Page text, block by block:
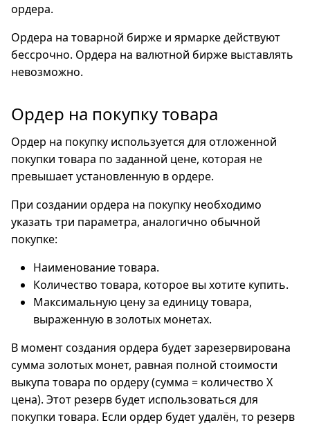
ордера.
Ордера на товарной бирже и ярмарке действуют
бессрочно. Ордера на валютной бирже выставлять
невозможно.
Ордер на покупку товара
Ордер на покупку используется для отложенной
покупки товара по заданной цене, которая не
превышает установленную в ордере.
При создании ордера на покупку необходимо
указать три параметра, аналогично обычной
покупке:
Наименование товара.
Количество товара, которое вы хотите купить.
Максимальную цену за единицу товара,
выраженную в золотых монетах.
В момент создания ордера будет зарезервирована
сумма золотых монет, равная полной стоимости
выкупа товара по ордеру (сумма = количество X
цена). Этот резерв будет использоваться для
покупки товара. Если ордер будет удалён, то резерв